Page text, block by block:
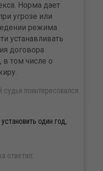
Норма дает
угрозе или
режима
устанавливать
договора
том числе о
поинтересовался
один год,
ответил: